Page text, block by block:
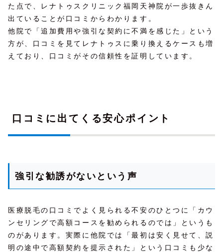
た点で、レナトゥスクリニック福岡天神院が一歩抜きん
出ていることが口コミからわかります。
他院で「追加費用や強引な契約に不満を感じた」という
方が、口コミを見てレナトゥスに乗り換えるケースも増
えており、口コミがその信頼性を証明しています。
口コミに出てくる安心ポイント
強引な勧誘がないという声
医療脱毛の口コミでよく見られる不安のひとつに「カウ
ンセリングで高額コースを勧められるのでは」というも
のがあります。実際に他院では「最初は安く見せて、説
明の途中で高額契約を提示された」という口コミも少な